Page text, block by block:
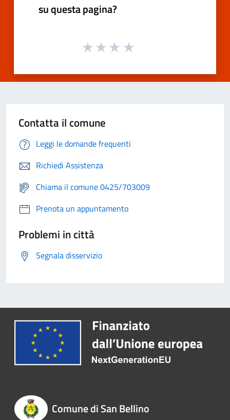
su questa pagina?
Contatta il comune
Leggi le domande frequenti
Richiedi Assistenza
Chiama il comune 0425/703009
Prenota un appuntamento
Problemi in città
Segnala disservizio
Comune di San Bellino